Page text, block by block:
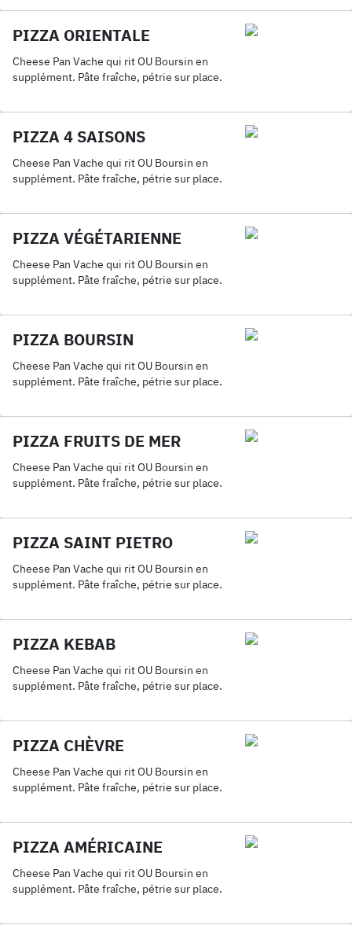
PIZZA ORIENTALE
Cheese Pan Vache qui rit OU Boursin en
supplément. Pâte fraîche, pétrie sur place.
PIZZA 4 SAISONS
Cheese Pan Vache qui rit OU Boursin en
supplément. Pâte fraîche, pétrie sur place.
PIZZA VÉGÉTARIENNE
Cheese Pan Vache qui rit OU Boursin en
supplément. Pâte fraîche, pétrie sur place.
PIZZA BOURSIN
Cheese Pan Vache qui rit OU Boursin en
supplément. Pâte fraîche, pétrie sur place.
PIZZA FRUITS DE MER
Cheese Pan Vache qui rit OU Boursin en
supplément. Pâte fraîche, pétrie sur place.
PIZZA SAINT PIETRO
Cheese Pan Vache qui rit OU Boursin en
supplément. Pâte fraîche, pétrie sur place.
PIZZA KEBAB
Cheese Pan Vache qui rit OU Boursin en
supplément. Pâte fraîche, pétrie sur place.
PIZZA CHÈVRE
Cheese Pan Vache qui rit OU Boursin en
supplément. Pâte fraîche, pétrie sur place.
PIZZA AMÉRICAINE
Cheese Pan Vache qui rit OU Boursin en
supplément. Pâte fraîche, pétrie sur place.